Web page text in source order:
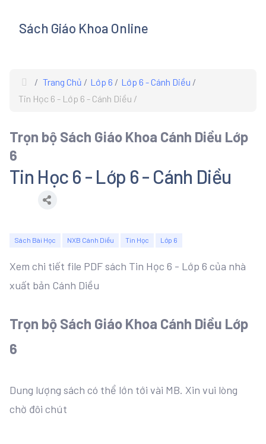
Sách Giáo Khoa Online
Trang Chủ Lớp 6
Lớp 6 - Cánh Diều
Tin Học 6 - Lớp 6 - Cánh Diều
Trọn bộ Sách Giáo Khoa Cánh Diều Lớp
6
Tin Học 6 - Lớp 6 - Cánh Diều
Sách Bài Học NXB Cánh Diều Tin Học Lớp 6
Xem chi tiết file PDF sách Tin Học 6 - Lớp 6 của nhà
xuất bản Cánh Diều
Trọn bộ Sách Giáo Khoa Cánh Diều Lớp
6
Dung lượng sách có thể lớn tới vài MB. Xin vui lòng
chờ đôi chút